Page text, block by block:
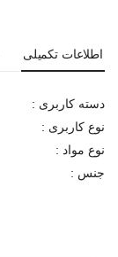
اطلاعات تکمیلی
دسته کاربری :
نوع کاربری :
نوع مواد :
جنس :